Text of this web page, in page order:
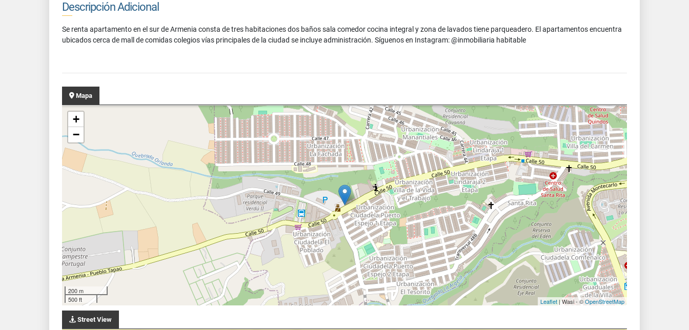
Descripción Adicional
Se renta apartamento en el sur de Armenia consta de tres habitaciones dos baños sala comedor cocina integral y zona de lavados tiene parqueadero. El apartamentos encuentra
ubicados cerca de mall de comidas colegios vías principales de la ciudad se incluye administración. Síguenos en Instagram: @inmobiliaria habitable
Mapa
+
−
200 m
500 ft
Leaflet | Wasi - ©OpenStreetMap
Street View